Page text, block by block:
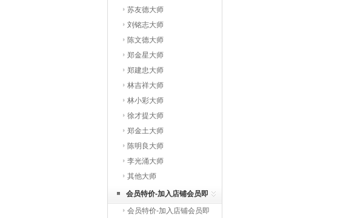
苏友德大师
刘铭志大师
陈文德大师
郑金星大师
郑建忠大师
林吉祥大师
林小彩大师
徐才提大师
郑金土大师
陈明良大师
李光涌大师
其他大师
会员特价-加入店铺会员即
享
会员特价-加入店铺会员即